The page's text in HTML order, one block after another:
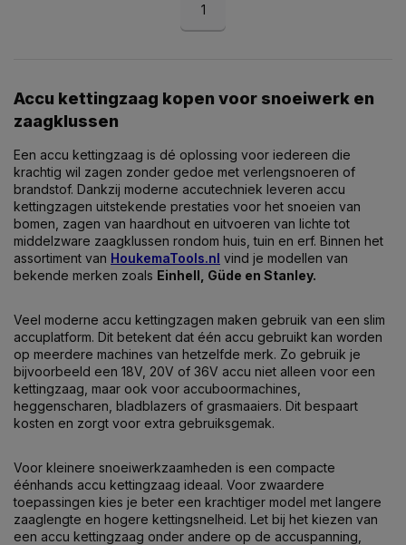
1
Accu kettingzaag kopen voor snoeiwerk en
zaagklussen
Een accu kettingzaag is dé oplossing voor iedereen die
krachtig wil zagen zonder gedoe met verlengsnoeren of
brandstof. Dankzij moderne accutechniek leveren accu
kettingzagen uitstekende prestaties voor het snoeien van
bomen, zagen van haardhout en uitvoeren van lichte tot
middelzware zaagklussen rondom huis, tuin en erf. Binnen het
assortiment van HoukemaTools.nl vind je modellen van
bekende merken zoals Einhell Güde en Stanley.
Veel moderne accu kettingzagen maken gebruik van een slim
accuplatform. Dit betekent dat één accu gebruikt kan worden
op meerdere machines van hetzelfde merk. Zo gebruik je
bijvoorbeeld een 18V, 20V of 36V accu niet alleen voor een
kettingzaag, maar ook voor accuboormachines,
heggenscharen, bladblazers of grasmaaiers. Dit bespaart
kosten en zorgt voor extra gebruiksgemak.
Voor kleinere snoeiwerkzaamheden is een compacte
éénhands accu kettingzaag ideaal. Voor zwaardere
toepassingen kies je beter een krachtiger model met langere
zaaglengte en hogere kettingsnelheid. Let bij het kiezen van
een accu kettingzaag onder andere op de accuspanning,